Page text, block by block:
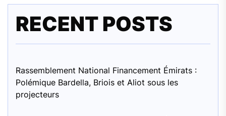
RECENT POSTS
Rassemblement National Financement Émirats :
Polémique Bardella, Briois et Aliot sous les
projecteurs